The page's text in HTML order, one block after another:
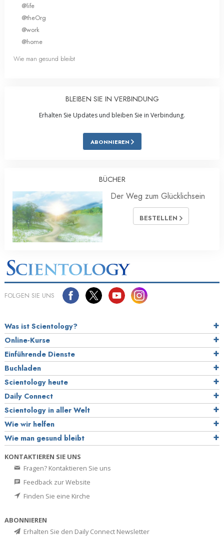
@life
@theOrg
@work
@home
Wie man gesund bleibt
BLEIBEN SIE IN VERBINDUNG
Erhalten Sie Updates und bleiben Sie in Verbindung.
ABONNIEREN
BÜCHER
Der Weg zum Glücklichsein
BESTELLEN
FOLGEN SIE UNS
Was ist Scientology?
Online-Kurse
Einführende Dienste
Buchladen
Scientology heute
Daily Connect
Scientology in aller Welt
Wie wir helfen
Wie man gesund bleibt
KONTAKTIEREN SIE UNS
Fragen? Kontaktieren Sie uns
Feedback zur Website
Finden Sie eine Kirche
ABONNIEREN
Erhalten Sie den Daily Connect Newsletter